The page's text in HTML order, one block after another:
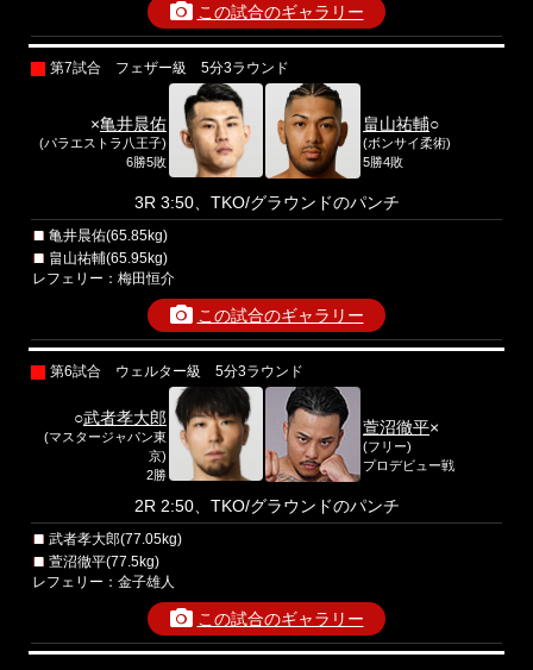
この試合のギャラリー
第7試合 フェザー級 5分3ラウンド
×亀井晨佑
(パラエストラ八王子)
6勝5敗
畠山祐輔○
(ボンサイ柔術)
5勝4敗
3R 3:50、TKO/グラウンドのパンチ
亀井晨佑(65.85kg)
畠山祐輔(65.95kg)
レフェリー：梅田恒介
この試合のギャラリー
第6試合 ウェルター級 5分3ラウンド
○武者孝大郎
(マスタージャパン東
京)
2勝
萱沼徹平×
(フリー)
プロデビュー戦
2R 2:50、TKO/グラウンドのパンチ
武者孝大郎(77.05kg)
萱沼徹平(77.5kg)
レフェリー：金子雄人
この試合のギャラリー